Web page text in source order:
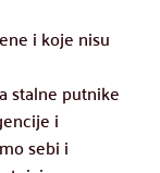
i koje nisu
stalne putnike
i
sebi i